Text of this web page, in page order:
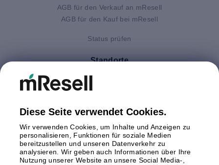
AGB für den Verkauf an mResell
AGB für den Kauf bei mResell
Status prüfen
Standorte
Deutschland
Italien
Polen
Schweden
Spanien
Diese Seite verwendet Cookies.
Wir verwenden Cookies, um Inhalte und Anzeigen zu
personalisieren, Funktionen für soziale Medien
bereitzustellen und unseren Datenverkehr zu
analysieren. Wir geben auch Informationen über Ihre
Nutzung unserer Website an unsere Social Media-,